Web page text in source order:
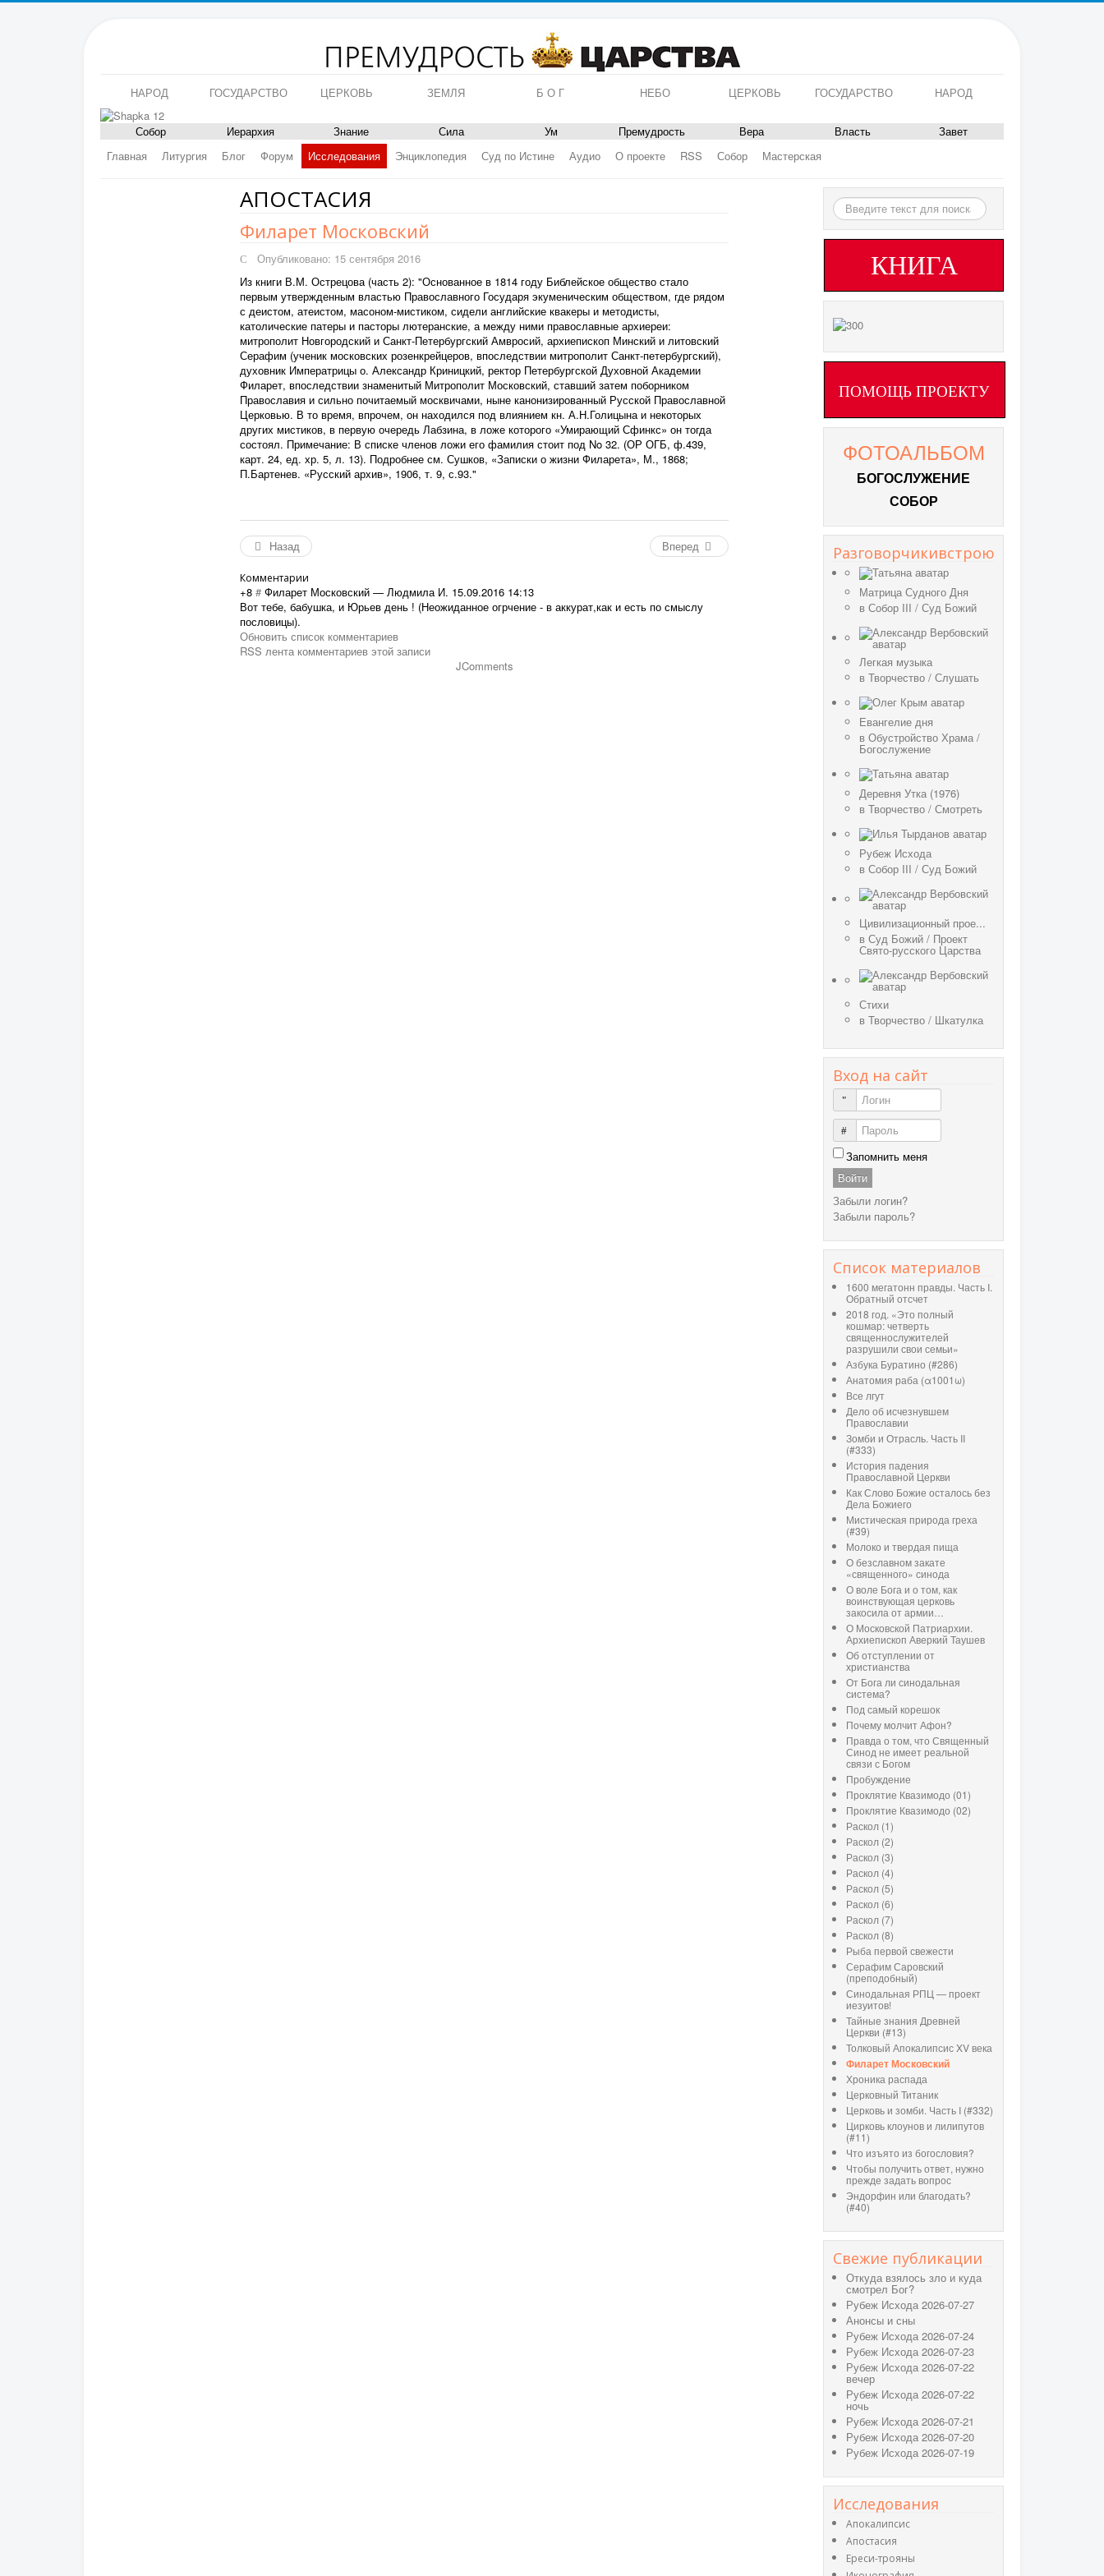
НАРОД ГОСУДАРСТВО ЦЕРКОВЬ ЗЕМЛЯ Б О Г НЕБО ЦЕРКОВЬ ГОСУДАРСТВО НАРОД
Собор Иерархия Знание Сила Ум Премудрость Вера Власть
Завет
Главная
Литургия Блог Форум Исследования Энциклопедия Суд по Истине Аудио О проекте RSS Собор Мастерская
АПОСТАСИЯ
Филарет Московский
Опубликовано: 15 сентября 2016
Из книги В.М. Острецова (часть 2): "Основанное в 1814 году Библейское общество стало
первым утвержденным властью Православного Государя экуменическим обществом, где рядом
с деистом, атеистом, масоном-мистиком, сидели английские квакеры и методисты,
католические патеры и пасторы лютеранские, а между ними православные архиереи:
митрополит Новгородский и Санкт-Петербургский Амвросий, архиепископ Минский и литовский
Серафим (ученик московских розенкрейцеров, впоследствии митрополит Санкт-петербургский),
духовник Императрицы о. Александр Криницкий, ректор Петербургской Духовной Академии
Филарет, впоследствии знаменитый Митрополит Московский, ставший затем поборником
Православия и сильно почитаемый москвичами, ныне канонизированный Русской Православной
Церковью. В то время, впрочем, он находился под влиянием кн. А.Н.Голицына и некоторых
других мистиков, в первую очередь Лабзина, в ложе которого «Умирающий Сфинкс» он тогда
состоял. Примечание: В списке членов ложи его фамилия стоит под No 32. (ОР ОГБ, ф.439,
карт. 24, ед. хр. 5, л. 13). Подробнее см. Сушков, «Записки о жизни Филарета», М., 1868;
П.Бартенев. «Русский архив», 1906, т. 9, с.93."
Назад Вперед
Комментарии
+8 # Филарет Московский — Людмила И. 15.09.2016 14:13
Вот тебе, бабушка, и Юрьев день ! (Неожиданное огрчение - в аккурат,как и есть по смыслу
пословицы).
Обновить список комментариев
RSS лента комментариев этой записи
JComments
Искать...
КНИГА
ПОМОЩЬ ПРОЕКТУ
ФОТОАЛЬБОМ
БОГОСЛУЖЕНИЕ
СОБОР
Разговорчикивстрою
Матрица Судного Дня
в Собор III / Суд Божий
Легкая музыка
в Творчество / Слушать
Евангелие дня
в Обустройство Храма /
Богослужение
Деревня Утка (1976)
в Творчество / Смотреть
Рубеж Исхода
в Собор III / Суд Божий
Цивилизационный прое...
в Суд Божий / Проект
Свято-русского Царства
Стихи
в Творчество / Шкатулка
Вход на сайт
Логин
Пароль
Запомнить меня
Войти
Забыли логин?
Забыли пароль?
Список материалов
1600 мегатонн правды. Часть I.
Обратный отсчет
2018 год. «Это полный
кошмар: четверть
священнослужителей
разрушили свои семьи»
Азбука Буратино (#286)
Анатомия раба (α1001ω)
Все лгут
Дело об исчезнувшем
Православии
Зомби и Отрасль. Часть II
(#333)
История падения
Православной Церкви
Как Слово Божие осталось без
Дела Божиего
Мистическая природа греха
(#39)
Молоко и твердая пища
О безславном закате
«священного» синода
О воле Бога и о том, как
воинствующая церковь
закосила от армии…
О Московской Патриархии.
Архиепископ Аверкий Таушев
Об отступлении от
христианства
От Бога ли синодальная
система?
Под самый корешок
Почему молчит Афон?
Правда о том, что Священный
Синод не имеет реальной
связи с Богом
Пробуждение
Проклятие Квазимодо (01)
Проклятие Квазимодо (02)
Раскол (1)
Раскол (2)
Раскол (3)
Раскол (4)
Раскол (5)
Раскол (6)
Раскол (7)
Раскол (8)
Рыба первой свежести
Серафим Саровский
(преподобный)
Синодальная РПЦ — проект
иезуитов!
Тайные знания Древней
Церкви (#13)
Толковый Апокалипсис XV века
Филарет Московский
Хроника распада
Церковный Титаник
Церковь и зомби. Часть I (#332)
Цирковь клоунов и лилипутов
(#11)
Что изъято из богословия?
Чтобы получить ответ, нужно
прежде задать вопрос
Эндорфин или благодать?
(#40)
Свежие публикации
Откуда взялось зло и куда
смотрел Бог?
Рубеж Исхода 2026-07-27
Анонсы и сны
Рубеж Исхода 2026-07-24
Рубеж Исхода 2026-07-23
Рубеж Исхода 2026-07-22
вечер
Рубеж Исхода 2026-07-22
ночь
Рубеж Исхода 2026-07-21
Рубеж Исхода 2026-07-20
Рубеж Исхода 2026-07-19
Исследования
Апокалипсис
Апостасия
Ереси-трояны